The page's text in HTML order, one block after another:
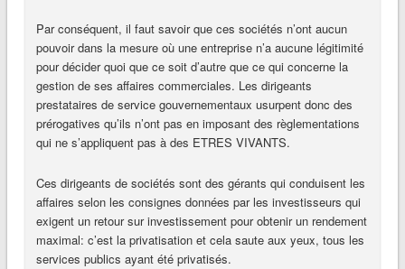
Par conséquent, il faut savoir que ces sociétés n’ont aucun
pouvoir dans la mesure où une entreprise n’a aucune légitimité
pour décider quoi que ce soit d’autre que ce qui concerne la
gestion de ses affaires commerciales. Les dirigeants
prestataires de service gouvernementaux usurpent donc des
prérogatives qu’ils n’ont pas en imposant des règlementations
qui ne s’appliquent pas à des ETRES VIVANTS.
Ces dirigeants de sociétés sont des gérants qui conduisent les
affaires selon les consignes données par les investisseurs qui
exigent un retour sur investissement pour obtenir un rendement
maximal: c’est la privatisation et cela saute aux yeux, tous les
services publics ayant été privatisés.